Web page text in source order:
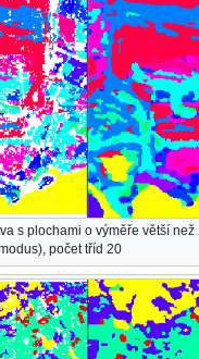
s plochami o výměře větší než
počet tříd 20